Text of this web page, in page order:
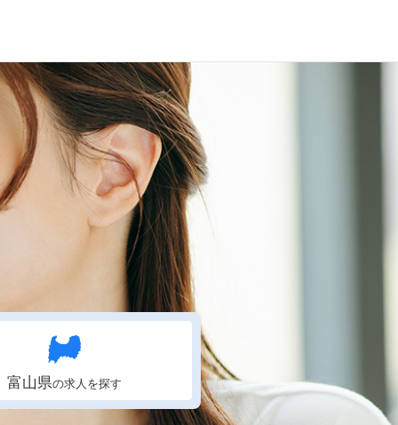
ログイン
ブズゴーについて
概要
い合わせ
富山県の求人を探す